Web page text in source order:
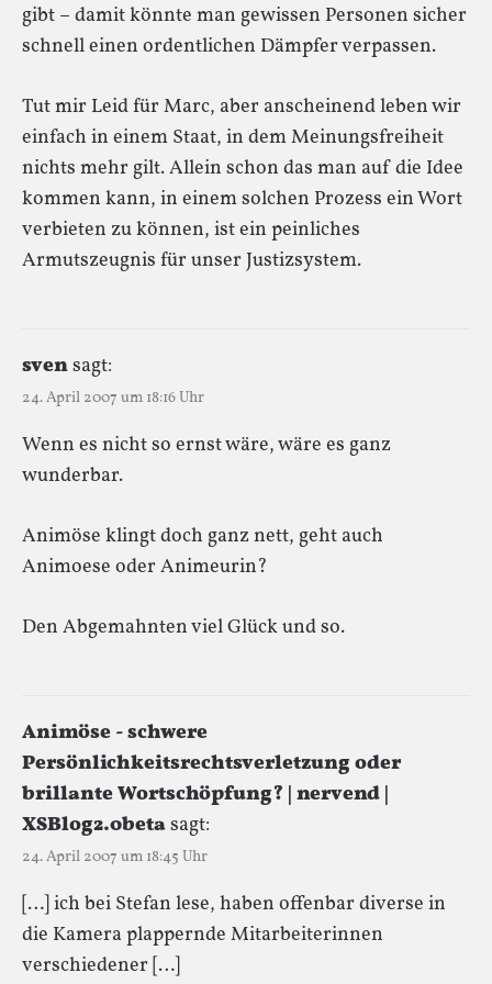
gibt – damit könnte man gewissen Personen sicher
schnell einen ordentlichen Dämpfer verpassen.
Tut mir Leid für Marc, aber anscheinend leben wir
einfach in einem Staat, in dem Meinungsfreiheit
nichts mehr gilt. Allein schon das man auf die Idee
kommen kann, in einem solchen Prozess ein Wort
verbieten zu können, ist ein peinliches
Armutszeugnis für unser Justizsystem.
svensagt:
24. April 2007 um 18:16 Uhr
Wenn es nicht so ernst wäre, wäre es ganz
wunderbar.
Animöse klingt doch ganz nett, geht auch
Animoese oder Animeurin?
Den Abgemahnten viel Glück und so.
Animöse - schwere
Persönlichkeitsrechtsverletzung oder
brillante Wortschöpfung? | nervend |
XSBlog2.0betasagt:
24. April 2007 um 18:45 Uhr
[…] ich bei Stefan lese, haben offenbar diverse in
die Kamera plappernde Mitarbeiterinnen
verschiedener […]